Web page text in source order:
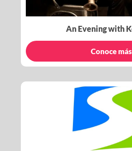
An Evening with
Conoce más